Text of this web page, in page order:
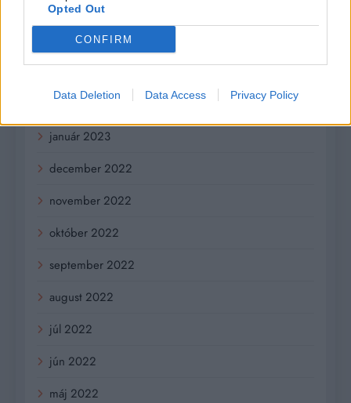
Opted Out
CONFIRM
Data Deletion Data Access Privacy Policy
máj 2023
apríl 2023
február 2023
január 2023
december 2022
november 2022
október 2022
september 2022
august 2022
júl 2022
jún 2022
máj 2022